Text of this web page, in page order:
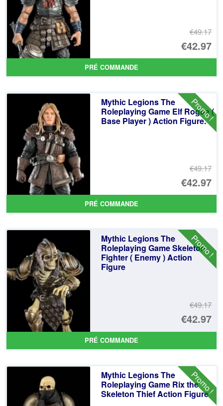
€49.17
Le
€42.97
Le
PRÉ COMMANDE
Promo !
Mythic Legions The
Roleplaying Game Elf Rogue (
Base Player ) Action Figure.
€49.17
Le
€42.97
Le
PRÉ COMMANDE
Promo !
Mythic Legions The
Roleplaying Game Skeleton
Fighter ( Enemy ) Action
Figure
€49.17
Le
€42.97
Le
PRÉ COMMANDE
Promo !
Mythic Legions The
Roleplaying Game Rix the
Skeleton Thief Action Figure